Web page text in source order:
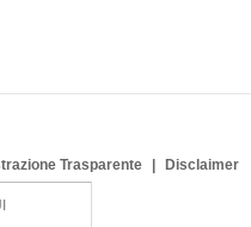
Trasparente Disclaimer